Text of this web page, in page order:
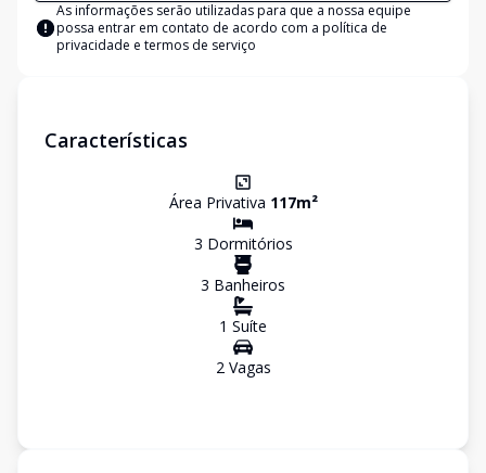
As informações serão utilizadas para que a nossa equipe
possa entrar em contato de acordo com a política de
privacidade e termos de serviço
Características
Área Privativa 117m²
3 Dormitórios
3 Banheiros
1 Suíte
2Vagas